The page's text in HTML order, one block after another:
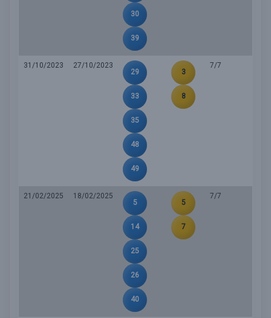
30
39
31/10/2023
27/10/2023
29
33
35
48
49
3
8
7/7
21/02/2025
18/02/2025
5
14
25
26
40
5
7
7/7